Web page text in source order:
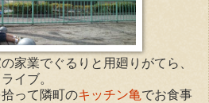
家業でぐるりと用廻りがてら、
イブ。
って隣町のキッチン亀でお食事